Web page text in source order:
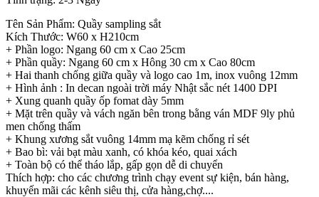
Tên Sản Phẩm: Quầy sampling sắt
Kích Thước: W60 x H210cm
+ Phần logo: Ngang 60 cm x Cao 25cm
+ Phần quầy: Ngang 60 cm x Hông 30 cm x Cao 80cm
+ Hai thanh chống giữa quầy và logo cao 1m, inox vuông 12mm
+ Hình ảnh : In decan ngoài trời máy Nhật sắc nét 1400 DPI
+ Xung quanh quầy ốp fomat dày 5mm
+ Mặt trên quầy và vách ngăn bên trong bằng ván MDF 9ly phủ
men chống thấm
+ Khung xương sắt vuông 14mm mạ kẽm chống rỉ sét
+ Bao bì: vải bạt màu xanh, có khóa kéo, quai xách
+ Toàn bộ có thể tháo lắp, gấp gọn dễ di chuyển
Thích hợp: cho các chương trình chạy event sự kiện, bán hàng,
khuyến mãi các kênh siêu thị, cửa hàng,chợ....